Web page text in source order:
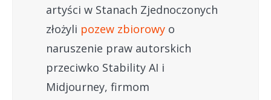
artyści w Stanach Zjednoczonych
złożyli pozew zbiorowy o
naruszenie praw autorskich
przeciwko Stability AI i
Midjourney, firmom